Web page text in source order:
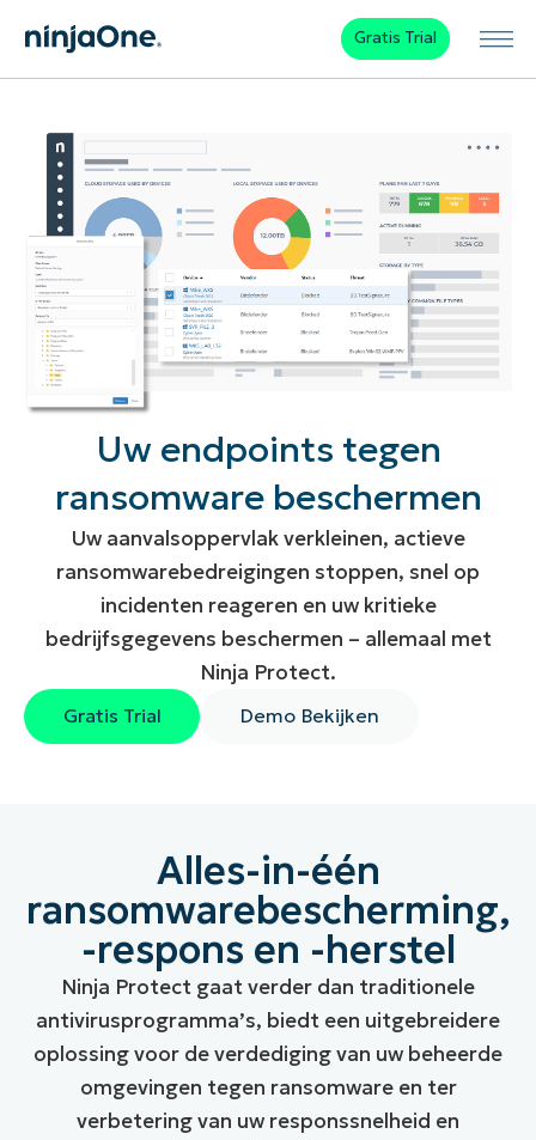
Gratis Trial
Uw endpoints tegen
ransomware beschermen
Uw aanvalsoppervlak verkleinen, actieve
ransomwarebedreigingen stoppen, snel op
incidenten reageren en uw kritieke
bedrijfsgegevens beschermen – allemaal met
Ninja Protect.
Gratis Trial Demo Bekijken
Alles-in-één
ransomwarebescherming,
-respons en -herstel
Ninja Protect gaat verder dan traditionele
antivirusprogramma’s, biedt een uitgebreidere
oplossing voor de verdediging van uw beheerde
omgevingen tegen ransomware en ter
verbetering van uw responssnelheid en